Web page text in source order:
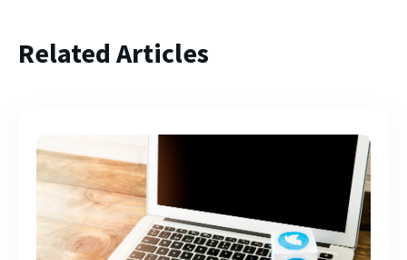
Related Articles